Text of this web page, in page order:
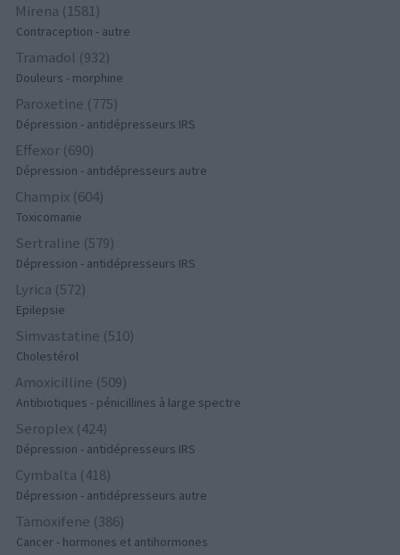
Mirena (1581)
Contraception - autre
Tramadol (932)
Douleurs - morphine
Paroxetine (775)
Dépression - antidépresseurs IRS
Effexor (690)
Dépression - antidépresseurs autre
Champix (604)
Toxicomanie
Sertraline (579)
Dépression - antidépresseurs IRS
Lyrica (572)
Epilepsie
Simvastatine (510)
Cholestérol
Amoxicilline (509)
Antibiotiques - pénicillines à large spectre
Seroplex (424)
Dépression - antidépresseurs IRS
Cymbalta (418)
Dépression - antidépresseurs autre
Tamoxifene (386)
Cancer - hormones et antihormones